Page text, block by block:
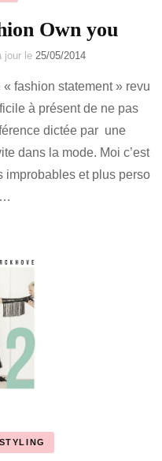
Own you
jour le 25/05/2014
fashion statement » revu
à présent de ne pas
dictée par une
dans la mode. Moi c’est
improbables et plus perso
STYLING